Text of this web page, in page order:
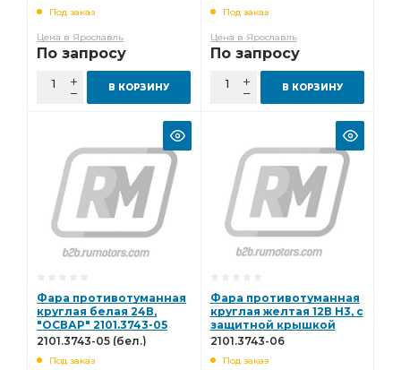
(жел.)
Под заказ
Цена в Ярославль
По запросу
В КОРЗИНУ
Под заказ
Цена в Ярославль
По запросу
В КОРЗИНУ
Фара противотуманная
круглая белая 24В,
"ОСВАР" 2101.3743-05
(бел.)
2101.3743-05 (бел.)
Под заказ
Фара противотуманная
круглая желтая 12В Н3, с
защитной крышкой
ан.ФГ119 "ОСВАР"
2101.3743-06
Под заказ